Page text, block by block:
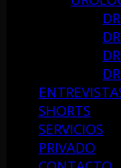
SHORTS
SERVICIOS
PRIVADO